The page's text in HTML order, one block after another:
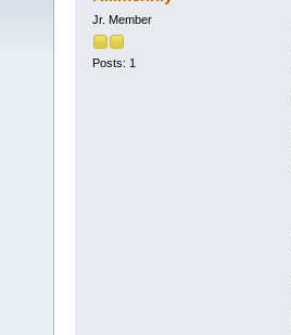
Jr. Member
Posts: 1